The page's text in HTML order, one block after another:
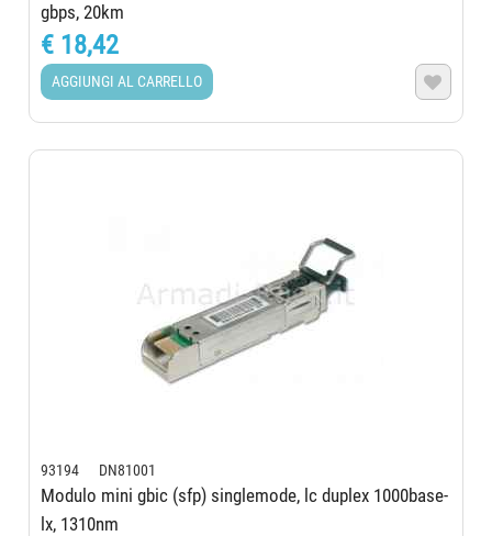
gbps, 20km
€ 18,42
AGGIUNGI AL CARRELLO 
93194 DN81001
Modulo mini gbic (sfp) singlemode, lc duplex 1000base-
lx, 1310nm